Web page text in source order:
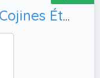
ggaimwf Fundas De Cojines Étnicos Boho Geométrico Mandala Decoración Bohemia Tribal Cojines marroquíes Doble Cara Lino Hecho a Mano Fundas de Almohadas para sofá Cama Sala de Estar 60x60cm Juego de 2